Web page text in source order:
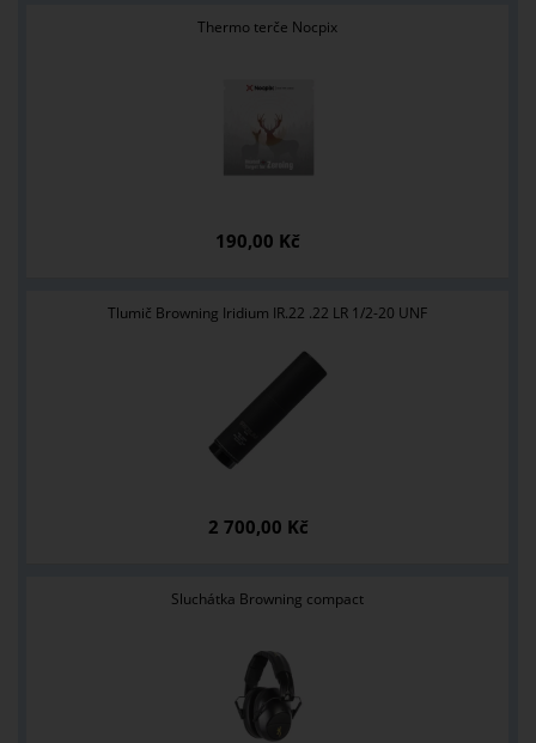
Thermo terče Nocpix
190,00 Kč
Tlumič Browning Iridium IR.22 .22 LR 1/2-20 UNF
2 700,00 Kč
Sluchátka Browning compact